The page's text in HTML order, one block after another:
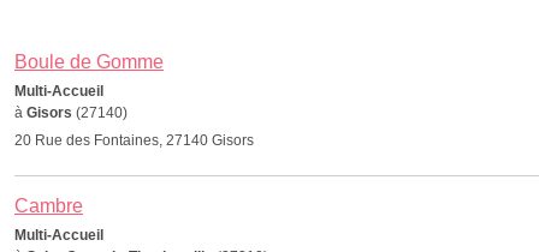
Boule de Gomme
Multi-Accueil
à Gisors (27140)
20 Rue des Fontaines, 27140 Gisors
Cambre
Multi-Accueil